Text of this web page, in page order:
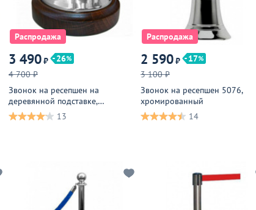
Распродажа
3 490₽
26
4 700 ₽
Звонок на ресепшен на
деревянной подставке,
хромированный
13
Распродажа
2 590₽
17
3 100 ₽
Звонок на ресепшен 5076,
хромированный
14